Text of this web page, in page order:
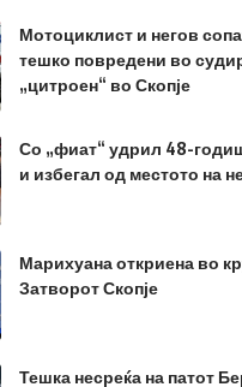
Мотоциклист и негов
тешко повредени во
„цитроен“ во Скопје
Со „фиат“ удрил 48-
и избегал од местото на
Марихуана откриена во
Затворот Скопје
Тешка несреќа на патот